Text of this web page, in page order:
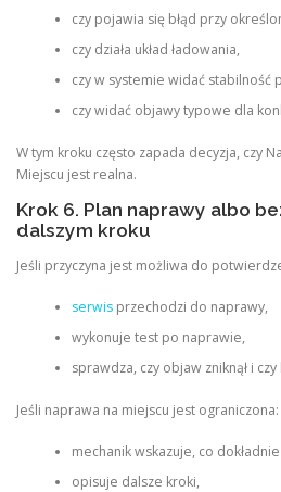
czy pojawia się błąd przy
czy działa układ ładowania,
czy w systemie widać stabilność
czy widać objawy typowe dla
W tym kroku często zapada decyzja, czy
Miejscu jest realna.
Krok 6. Plan naprawy albo
dalszym kroku
Jeśli przyczyna jest możliwa do
serwisprzechodzi do naprawy,
wykonuje test po naprawie,
sprawdza, czy objaw zniknął i
Jeśli naprawa na miejscu jest ograniczona:
mechanik wskazuje, co
opisuje dalsze kroki,